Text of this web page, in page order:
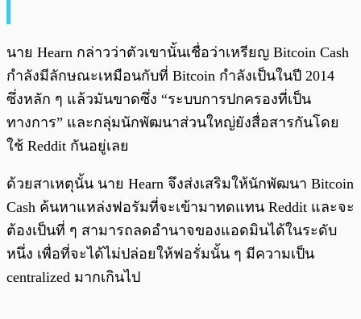
นาย Hearn กล่าวว่าตัวเขานั้นเชื่อว่าเหรียญ Bitcoin Cash
กำลังมีลักษณะเหมือนกับที่ Bitcoin กำลังเป็นในปี 2014
ซึ่งหลัก ๆ แล้วมันขาดซึ่ง “ระบบการปกครองที่เป็น
ทางการ” และกลุ่มนักพัฒนาส่วนใหญ่ยังสื่อสารกันโดย
ใช้ Reddit กันอยู่เลย
ด้วยสาเหตุนั้น นาย Hearn จึงส่งเสริมให้นักพัฒนา Bitcoin
Cash ค้นหาแหล่งฟอรัมที่จะเข้ามาทดแทน Reddit และจะ
ต้องเป็นที่ ๆ สามารถลดอำนาจของแอดมินได้ในระดับ
หนึ่ง เพื่อที่จะได้ไม่ปล่อยให้ฟอรั่มนั้น ๆ มีความเป็น
centralized มากเกินไป